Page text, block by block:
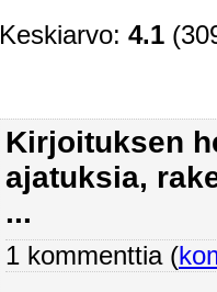
Keskiarvo: 4.1
Kirjoituksen
ajatuksia,
...
1 kommenttia (